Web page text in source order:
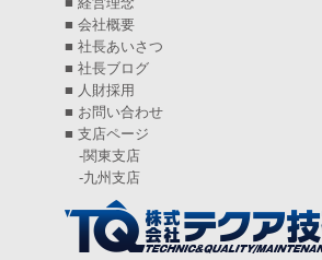
2024年7月(6)
2024年6月(4)
2024年5月(5)
2024年4月(5)
(6)
2024年2月(4)
■ 会社概要
■ 社長あいさつ
■ 社長ブログ
■ 人財採用
■ お問い合わせ
■ 支店ページ
-関東支店
-九州支店